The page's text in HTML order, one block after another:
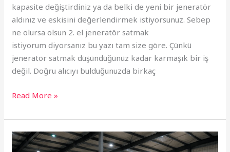
kapasite değiştirdiniz ya da belki de yeni bir jeneratör
aldınız ve eskisini değerlendirmek istiyorsunuz. Sebep
ne olursa olsun 2. el jeneratör satmak
istiyorum diyorsanız bu yazı tam size göre. Çünkü
jeneratör satmak düşündüğünüz kadar karmaşık bir iş
değil. Doğru alıcıyı bulduğunuzda birkaç
Read More »
Sancaktepe
İkinci